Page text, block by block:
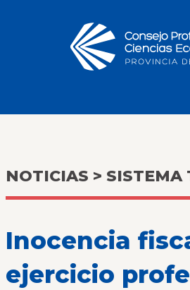
NOTICIAS > SISTEMA
Inocencia
ejercicio